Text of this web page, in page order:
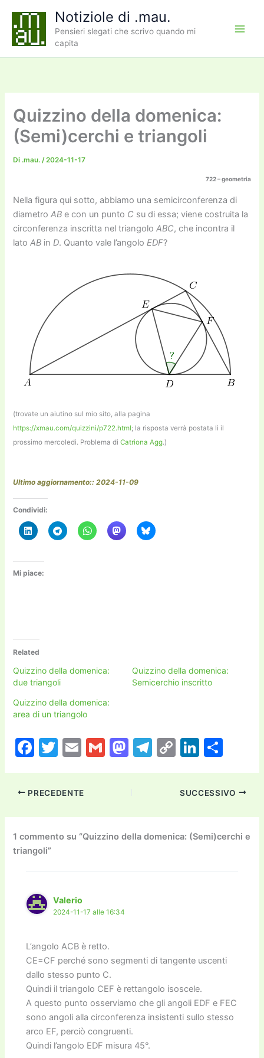
contenuto
Notiziole di .mau.
Pensieri slegati che scrivo quando mi
capita
Quizzino della domenica:
(Semi)cerchi e triangoli
Di .mau./2024-11-17
722 – geometria
Nella figura qui sotto, abbiamo una semicirconferenza di
diametroAB e con un punto C su di essa; viene costruita la
circonferenza inscritta nel triangoloABC, che incontra il
latoAB inD. Quanto vale l’angoloEDF?
(trovate un aiutino sul mio sito, alla pagina
https://xmau.com/quizzini/p722.html; la risposta verrà postata lì il
prossimo mercoledì. Problema diCatriona Agg.)
Ultimo aggiornamento:: 2024-11-09
Condividi:
Mi piace:
Related
Quizzino della domenica:
due triangoli
Quizzino della domenica:
Semicerchio inscritto
Quizzino della domenica:
area di un triangolo
F
c
e
b
o
o
k
T
itt
er
E
ai
l
G
M
d
o
T
a
m
C
p
y
Li
n
Li
k
e
dI
n
n
di
vi
di
PRECEDENTE SUCCESSIVO
1 commento su “Quizzino della domenica: (Semi)cerchi e
triangoli”
Valerio
2024-11-17 alle 16:34
L’angolo ACB è retto.
CE=CF perché sono segmenti di tangente uscenti
dallo stesso punto C.
Quindi il triangolo CEF è rettangolo isoscele.
A questo punto osserviamo che gli angoli EDF e FEC
sono angoli alla circonferenza insistenti sullo stesso
arco EF, perciò congruenti.
Quindi l’angolo EDF misura 45°.